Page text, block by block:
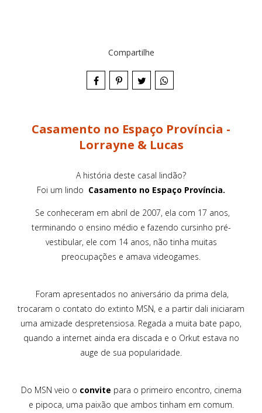
Compartilhe
Casamento no Espaço Província -
Lorrayne & Lucas
A história deste casal lindão?
Foi um lindo Casamento no Espaço Província.
Se conheceram em abril de 2007, ela com 17 anos,
terminando o ensino médio e fazendo cursinho pré-
vestibular, ele com 14 anos, não tinha muitas
preocupações e amava videogames.
Foram apresentados no aniversário da prima dela,
trocaram o contato do extinto MSN, e a partir dali iniciaram
uma amizade despretensiosa. Regada a muita bate papo,
quando a internet ainda era discada e o Orkut estava no
auge de sua popularidade.
Do MSN veio o convite para o primeiro encontro, cinema
e pipoca, uma paixão que ambos tinham em comum.